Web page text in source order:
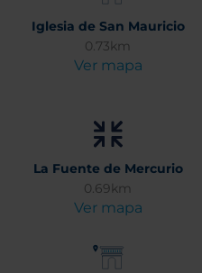
Iglesia de San Mauricio
0.73km
Ver mapa
La Fuente de Mercurio
0.69km
Ver mapa